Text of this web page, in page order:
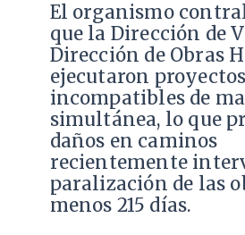
El organismo
que la Dirección de
Dirección de Obras
ejecutaron proyectos
incompatibles de
simultánea, lo que
daños en caminos
recientemente
paralización de las
menos 215 días.